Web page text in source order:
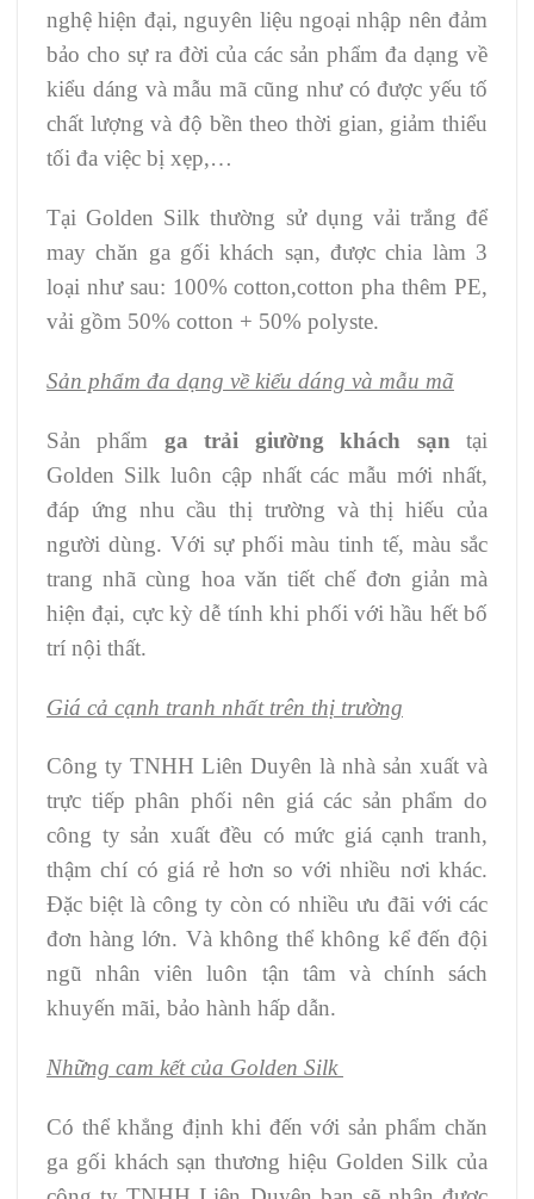
nghệ hiện đại, nguyên liệu ngoại nhập nên đảm
bảo cho sự ra đời của các sản phẩm đa dạng về
kiểu dáng và mẫu mã cũng như có được yếu tố
chất lượng và độ bền theo thời gian, giảm thiểu
tối đa việc bị xẹp,…
Tại Golden Silk thường sử dụng vải trắng để
may chăn ga gối khách sạn, được chia làm 3
loại như sau: 100% cotton,cotton pha thêm PE,
vải gồm 50% cotton + 50% polyste.
Sản phẩm đa dạng về kiểu dáng và mẫu mã
Sản phẩm ga trải giường khách sạntại
Golden Silk luôn cập nhất các mẫu mới nhất,
đáp ứng nhu cầu thị trường và thị hiếu của
người dùng. Với sự phối màu tinh tế, màu sắc
trang nhã cùng hoa văn tiết chế đơn giản mà
hiện đại, cực kỳ dễ tính khi phối với hầu hết bố
trí nội thất.
Giá cả cạnh tranh nhất trên thị trường
Công ty TNHH Liên Duyên là nhà sản xuất và
trực tiếp phân phối nên giá các sản phẩm do
công ty sản xuất đều có mức giá cạnh tranh,
thậm chí có giá rẻ hơn so với nhiều nơi khác.
Đặc biệt là công ty còn có nhiều ưu đãi với các
đơn hàng lớn. Và không thể không kể đến đội
ngũ nhân viên luôn tận tâm và chính sách
khuyến mãi, bảo hành hấp dẫn.
Những cam kết của Golden Silk
Có thể khẳng định khi đến với sản phẩm chăn
ga gối khách sạn thương hiệu Golden Silk của